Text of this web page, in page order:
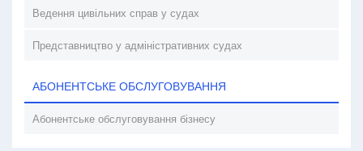
Ведення цивільних справ у судах
Представництво у адміністративних судах
АБОНЕНТСЬКЕ ОБСЛУГОВУВАННЯ
Абонентське обслуговування бізнесу